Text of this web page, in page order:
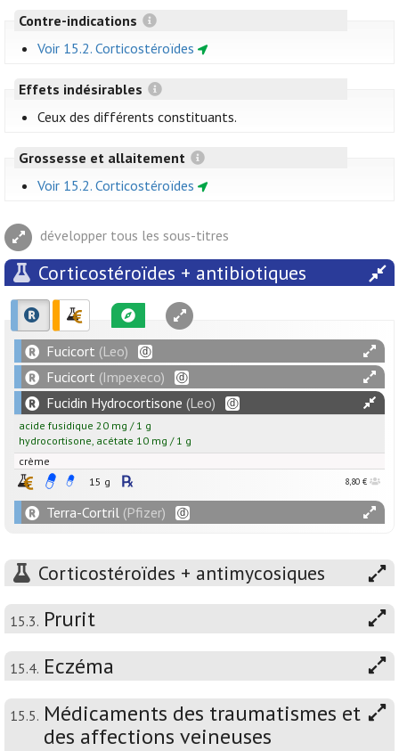
Contre-indications
Voir 15.2. Corticostéroïdes
Effets indésirables
Ceux des différents constituants.
Grossesse et allaitement
Voir 15.2. Corticostéroïdes
développer tous les sous-titres
Corticostéroïdes + antibiotiques
Fucicort (Leo)
Fucicort (Impexeco)
Fucidin Hydrocortisone (Leo)
acide fusidique 20 mg / 1 g
hydrocortisone acétate 10 mg / 1 g
crème
15 g
8,80 €
Terra-Cortril (Pfizer)
Corticostéroïdes + antimycosiques
15.3. Prurit
15.4. Eczéma
15.5. Médicaments des traumatismes et
des affections veineuses